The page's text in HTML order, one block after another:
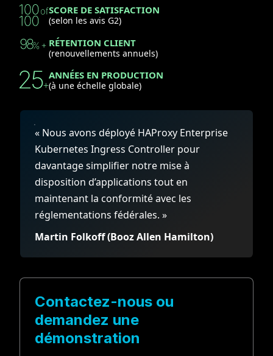
SCORE DE SATISFACTION
(selon les avis G2)
RÉTENTION CLIENT
(renouvellements annuels)
ANNÉES EN PRODUCTION
(à une échelle globale)
« Nous avons déployé HAProxy Enterprise
Kubernetes Ingress Controller pour
davantage simplifier notre mise à
disposition d’applications tout en
maintenant la conformité avec les
réglementations fédérales. »
Martin Folkoff(Booz Allen Hamilton)
Contactez-nous ou
demandez une
démonstration